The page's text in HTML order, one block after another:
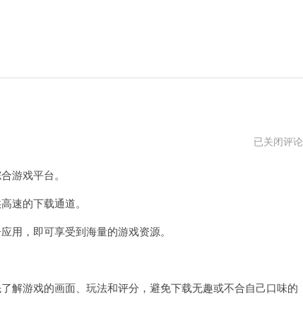
十
已关闭评论
游戏平台。
的下载通道。
，即可享受到海量的游戏资源。
游戏的画面、玩法和评分，避免下载无趣或不合自己口味的